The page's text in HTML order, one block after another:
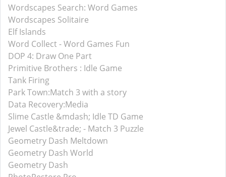
Wordscapes Search: Word Games
Wordscapes Solitaire
Elf Islands
Word Collect - Word Games Fun
DOP 4: Draw One Part
Primitive Brothers : Idle Game
Tank Firing
Park Town:Match 3 with a story
Data Recovery:Media
Slime Castle &mdash; Idle TD Game
Jewel Castle&trade; - Match 3 Puzzle
Geometry Dash Meltdown
Geometry Dash World
Geometry Dash